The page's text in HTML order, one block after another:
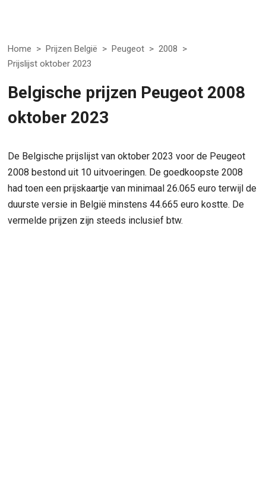
Home > Prijzen België > Peugeot > 2008 >
Prijslijst oktober 2023
Belgische prijzen Peugeot 2008
oktober 2023
De Belgische prijslijst van oktober 2023 voor de Peugeot
2008 bestond uit 10 uitvoeringen. De goedkoopste 2008
had toen een prijskaartje van minimaal 26.065 euro terwijl de
duurste versie in België minstens 44.665 euro kostte. De
vermelde prijzen zijn steeds inclusief btw.